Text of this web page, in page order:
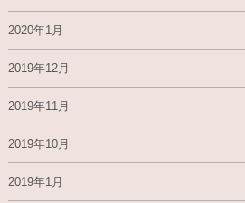
2020年1月
2019年12月
2019年11月
2019年10月
2019年1月